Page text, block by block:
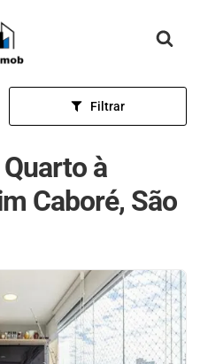
inicial
Filtrar
à
Caboré, São